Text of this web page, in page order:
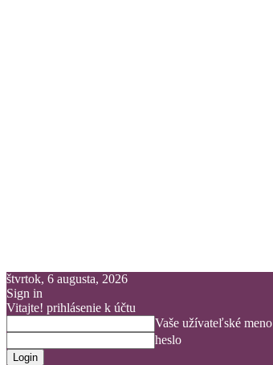
štvrtok, 6 augusta, 2026
Sign in
Vitajte! prihlásenie k účtu
Vaše užívateľské meno
heslo